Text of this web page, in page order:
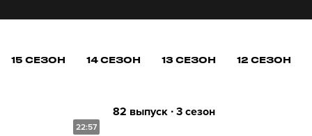
15 СЕЗОН 14 СЕЗОН 13 СЕЗОН 12 СЕЗОН
22:57
82 выпуск ∙ 3 сезон